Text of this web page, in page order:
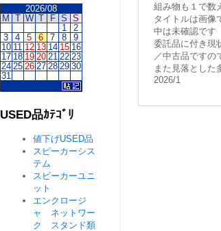
組み物も１で数
タイトルは画像
中は未確認です
委託品に付き現
／中古品ですの
また見落とした
2026/1
2026/08
M
T W T F S S
1
2
3
4 5 6 7 8
9
10 11 12 13 14 15 16
17 18 19 20 21 22 23
24 25 26 27 28 29 30
31
USED品ｶﾃｺﾞﾘ
値下げUSED品
スピーカーシス
テム
スピーカーユニ
ット
エンクロージ
ャ ネットワー
ク スタンド類